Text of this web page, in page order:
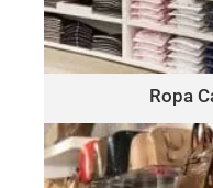
Ropa
solo
Camuto, Tommy